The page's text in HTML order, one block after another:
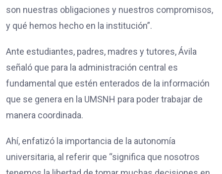
son nuestras obligaciones y nuestros compromisos,
y qué hemos hecho en la institución”.
Ante estudiantes, padres, madres y tutores, Ávila
señaló que para la administración central es
fundamental que estén enterados de la información
que se genera en la UMSNH para poder trabajar de
manera coordinada.
Ahí, enfatizó la importancia de la autonomía
universitaria, al referir que “significa que nosotros